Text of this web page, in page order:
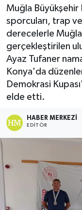
Muğla
sporcuları, trap
derecelerle
gerçekleştirilen
Ayaz Tufaner
Konya'da
Demokrasi
elde etti.
HABER MERKEZI
EDITÖR
Eğitim
Ekonomi
Genel
Gündem
Magazin
Sağlık
Siyaset
Süper Lig
Tüm
Son Dakika
Haber Arşivi